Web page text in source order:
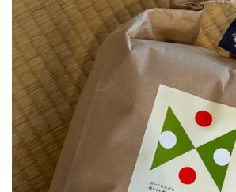
サッカー
■リンク■
プロフィール
お問合せ